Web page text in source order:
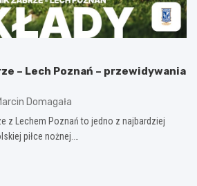
– Lech Poznań – przewidywania
Domagała
z Lechem Poznań to jedno z najbardziej
piłce nożnej.…